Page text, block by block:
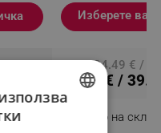
Изберете
лв. ПЦД: 24.49 € /
20.40 € /
Налично на склад